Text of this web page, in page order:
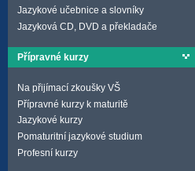
Jazykové učebnice a slovníky
Jazyková CD, DVD a překladače
Přípravné kurzy
Na přijímací zkoušky VŠ
Přípravné kurzy k maturitě
Jazykové kurzy
Pomaturitní jazykové studium
Profesní kurzy